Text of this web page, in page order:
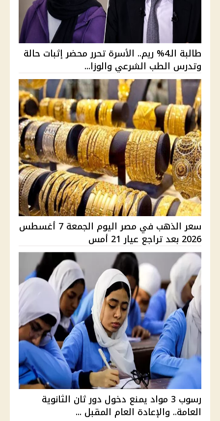
طالبة الـ4% ريم.. الأسرة تحرر محضر إثبات حالة
وتدرس الطب الشرعي والوزا...
سعر الذهب في مصر اليوم الجمعة 7 أغسطس
2026 بعد تراجع عيار 21 أمس
رسوب 3 مواد يمنع دخول دور ثان الثانوية
العامة.. والإعادة العام المقبل ...